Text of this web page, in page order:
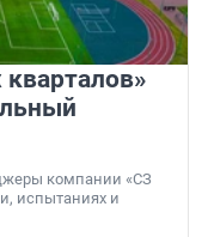
компании «СЗ
испытаниях и